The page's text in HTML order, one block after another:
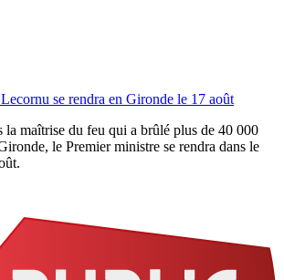
se rendra en Gironde le 17 août
la maîtrise du feu qui a brûlé plus de 40 000
le Premier ministre se rendra dans le